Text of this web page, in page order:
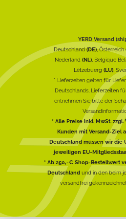
YERD Versand
Deutschland(DE), Österreich
Nederland (NL), Belgique
Lëtzebuerg (LU),
* Lieferzeiten gelten für
Deutschlands, Lieferzeiten
entnehmen Sie bitte der
* Alle Preise inkl. MwSt. zzgl.
Kunden mit Versand-Ziel
Deutschland müssen wir die
jeweiligen EU-
* Ab 250,-€ Shop-Bestellwert
Deutschlandund in den beim
versandfrei